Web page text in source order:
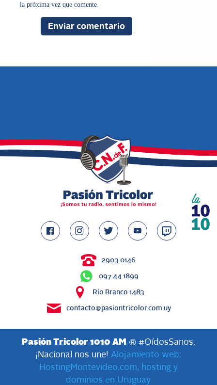
la próxima vez que comente.
2903 0146
097 44 1899
Río Branco 1483
contacto@pasiontricolor.com.uy
Pasión Tricolor 1010 AM
® #OídosSanos.
¡Nacional nos une! Alojamiento web:
HostingMontevideo.com, hosting y
dominios en Uruguay